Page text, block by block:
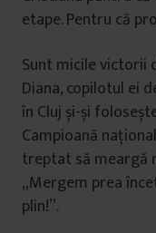
etape. Pentru că
Sunt micile victorii
Diana, copilotul ei
în Cluj și-și
Campioană
treptat să meargă
„Mergem prea
plin!”.